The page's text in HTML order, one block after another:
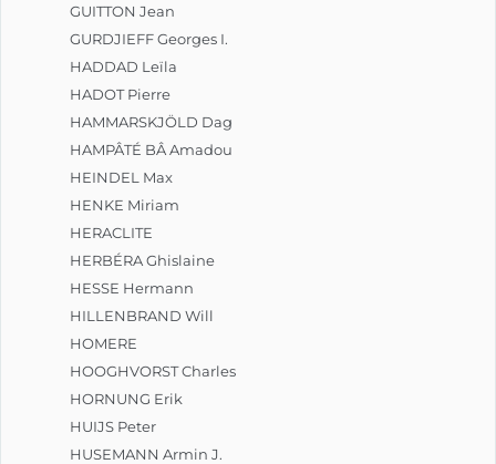
GUITTON Jean
GURDJIEFF Georges I.
HADDAD Leïla
HADOT Pierre
HAMMARSKJÖLD Dag
HAMPÂTÉ BÂ Amadou
HEINDEL Max
HENKE Miriam
HERACLITE
HERBÉRA Ghislaine
HESSE Hermann
HILLENBRAND Will
HOMERE
HOOGHVORST Charles
HORNUNG Erik
HUIJS Peter
HUSEMANN Armin J.